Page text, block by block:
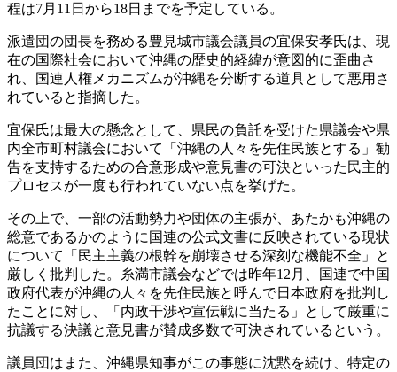
程は7月11日から18日までを予定している。
派遣団の団長を務める豊見城市議会議員の宜保安孝氏は、現
在の国際社会において沖縄の歴史的経緯が意図的に歪曲さ
れ、国連人権メカニズムが沖縄を分断する道具として悪用さ
れていると指摘した。
宜保氏は最大の懸念として、県民の負託を受けた県議会や県
内全市町村議会において「沖縄の人々を先住民族とする」勧
告を支持するための合意形成や意見書の可決といった民主的
プロセスが一度も行われていない点を挙げた。
その上で、一部の活動勢力や団体の主張が、あたかも沖縄の
総意であるかのように国連の公式文書に反映されている現状
について「民主主義の根幹を崩壊させる深刻な機能不全」と
厳しく批判した。糸満市議会などでは昨年12月、国連で中国
政府代表が沖縄の人々を先住民族と呼んで日本政府を批判し
たことに対し、「内政干渉や宣伝戦に当たる」として厳重に
抗議する決議と意見書が賛成多数で可決されているという。
議員団はまた、沖縄県知事がこの事態に沈黙を続け、特定の